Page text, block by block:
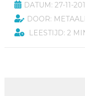
DATUM: 27-11-
DOOR:
LEESTIJD: 2